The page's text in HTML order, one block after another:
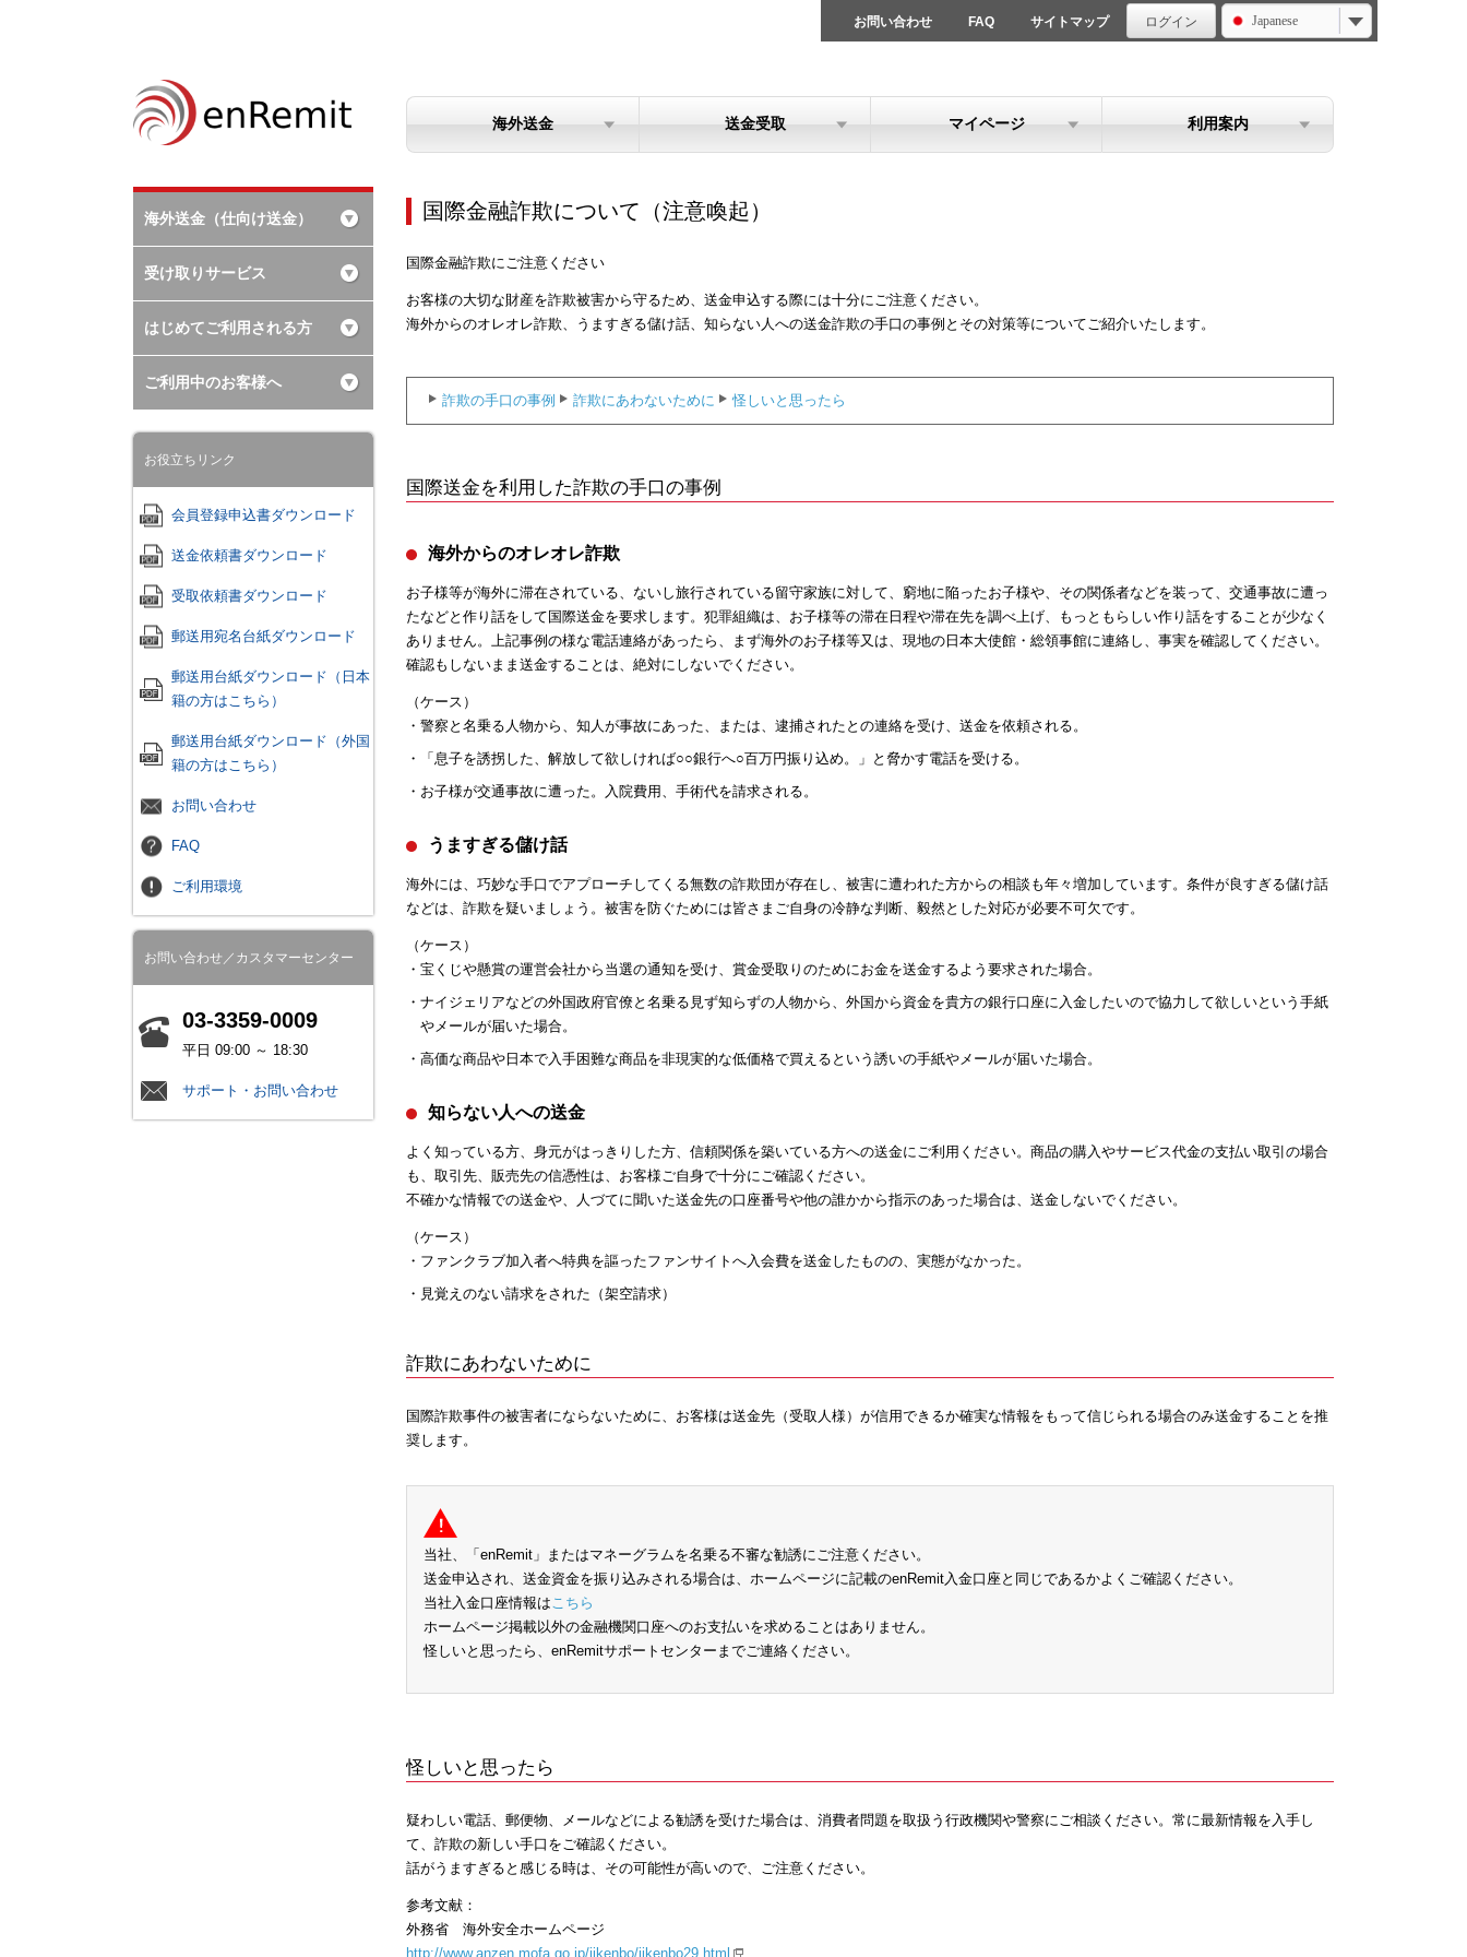
ログイン Japanese
お問い合わせ FAQ サイトマップ
海外送金 送金受取 マイページ 利用案内
国際金融詐欺について（注意喚起）
国際金融詐欺にご注意ください
お客様の大切な財産を詐欺被害から守るため、送金申込する際には十分にご注意ください。
海外からのオレオレ詐欺、うますぎる儲け話、知らない人への送金詐欺の手口の事例とその対策等についてご紹介いたします。
詐欺の手口の事例 詐欺にあわないために 怪しいと思ったら
国際送金を利用した詐欺の手口の事例
海外からのオレオレ詐欺
お子様等が海外に滞在されている、ないし旅行されている留守家族に対して、窮地に陥ったお子様や、その関係者などを装って、交通事故に遭っ
たなどと作り話をして国際送金を要求します。犯罪組織は、お子様等の滞在日程や滞在先を調べ上げ、もっともらしい作り話をすることが少なく
ありません。上記事例の様な電話連絡があったら、まず海外のお子様等又は、現地の日本大使館・総領事館に連絡し、事実を確認してください。
確認もしないまま送金することは、絶対にしないでください。
（ケース）
警察と名乗る人物から、知人が事故にあった、または、逮捕されたとの連絡を受け、送金を依頼される。
「息子を誘拐した、解放して欲しければ○○銀行へ○百万円振り込め。」と脅かす電話を受ける。
お子様が交通事故に遭った。入院費用、手術代を請求される。
うますぎる儲け話
海外には、巧妙な手口でアプローチしてくる無数の詐欺団が存在し、被害に遭われた方からの相談も年々増加しています。条件が良すぎる儲け話
などは、詐欺を疑いましょう。被害を防ぐためには皆さまご自身の冷静な判断、毅然とした対応が必要不可欠です。
（ケース）
宝くじや懸賞の運営会社から当選の通知を受け、賞金受取りのためにお金を送金するよう要求された場合。
ナイジェリアなどの外国政府官僚と名乗る見ず知らずの人物から、外国から資金を貴方の銀行口座に入金したいので協力して欲しいという手紙
やメールが届いた場合。
高価な商品や日本で入手困難な商品を非現実的な低価格で買えるという誘いの手紙やメールが届いた場合。
知らない人への送金
よく知っている方、身元がはっきりした方、信頼関係を築いている方への送金にご利用ください。商品の購入やサービス代金の支払い取引の場合
も、取引先、販売先の信憑性は、お客様ご自身で十分にご確認ください。
不確かな情報での送金や、人づてに聞いた送金先の口座番号や他の誰かから指示のあった場合は、送金しないでください。
（ケース）
ファンクラブ加入者へ特典を謳ったファンサイトへ入会費を送金したものの、実態がなかった。
見覚えのない請求をされた（架空請求）
詐欺にあわないために
国際詐欺事件の被害者にならないために、お客様は送金先（受取人様）が信用できるか確実な情報をもって信じられる場合のみ送金することを推
奨します。
当社、「enRemit」またはマネーグラムを名乗る不審な勧誘にご注意ください。
送金申込され、送金資金を振り込みされる場合は、ホームページに記載のenRemit入金口座と同じであるかよくご確認ください。
当社入金口座情報はこちら
ホームページ掲載以外の金融機関口座へのお支払いを求めることはありません。
怪しいと思ったら、enRemitサポートセンターまでご連絡ください。
怪しいと思ったら
疑わしい電話、郵便物、メールなどによる勧誘を受けた場合は、消費者問題を取扱う行政機関や警察にご相談ください。常に最新情報を入手し
て、詐欺の新しい手口をご確認ください。
話がうますぎると感じる時は、その可能性が高いので、ご注意ください。
参考文献：
外務省 海外安全ホームページ
http://www.anzen.mofa.go.jp/jikenbo/jikenbo29.html
海外送金（仕向け送金）
受け取りサービス
はじめてご利用される方
ご利用中のお客様へ
お役立ちリンク
会員登録申込書ダウンロード
送金依頼書ダウンロード
受取依頼書ダウンロード
郵送用宛名台紙ダウンロード
郵送用台紙ダウンロード（日本
籍の方はこちら）
郵送用台紙ダウンロード（外国
籍の方はこちら）
お問い合わせ
FAQ
ご利用環境
お問い合わせ／カスタマーセンター
03-3359-0009
平日 09:00 ～ 18:30
サポート・お問い合わせ